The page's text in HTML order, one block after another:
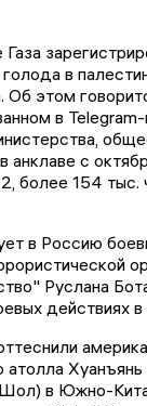
в
Об этом
в
анклаве с
более 154 тыс.
в Россию
Руслана
действиях в
Хуанъянь
в Южно-